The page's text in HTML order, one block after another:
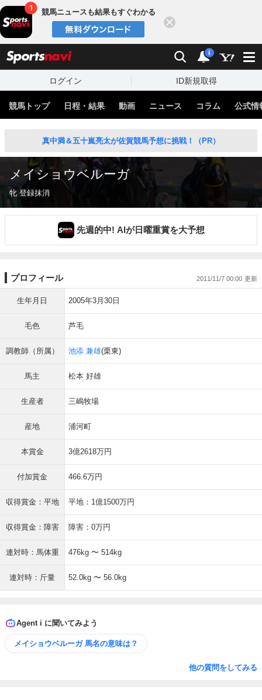
競馬ニュースも結果もすぐわかる
検索 通知
i
ログイン ID新規取得
競馬トップ 日程・結果 動画 ニュース コラム 公式情
真中満＆五十嵐亮太が佐賀競馬予想に挑戦！（PR）
メイショウベルーガ
牝 登録抹消
先週的中! AIが日曜重賞を大予想
プロフィール 2011/11/7 00:00
生年月日 2005年3月30日
毛色 芦毛
調教師（所属） 池添 兼雄(栗東)
馬主 松本 好雄
生産者 三嶋牧場
産地 浦河町
本賞金 3億2618万円
付加賞金 466.6万円
収得賞金：平地 平地：1億1500万円
収得賞金：障害 障害：0万円
連対時：馬体重 476kg 〜 514kg
連対時：斤量 52.0kg 〜 56.0kg
Agent i に聞いてみよう
メイショウベルーガ 馬名の意味は？
他の質問をしてみる